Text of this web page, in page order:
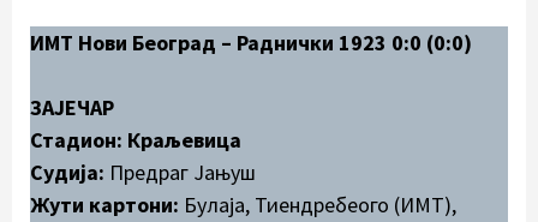
ИМТ Нови Београд – Раднички 1923 0:0 (0:0)
ЗАЈЕЧАР
Стадион: Краљевица
Судија: Предраг Јањуш
Жути картони: Булаја, Тиендребеого (ИМТ),